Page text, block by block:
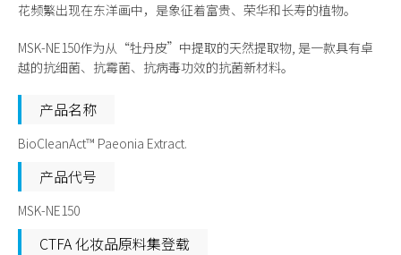
花频繁出现在东洋画中，是象征着富贵、荣华和长寿的植物。
MSK-NE150作为从“牡丹皮”中提取的天然提取物, 是一款具有卓
越的抗细菌、抗霉菌、抗病毒功效的抗菌新材料。
产品名称
BioCleanAct™ Paeonia Extract.
产品代号
MSK-NE150
CTFA 化妆品原料集登载